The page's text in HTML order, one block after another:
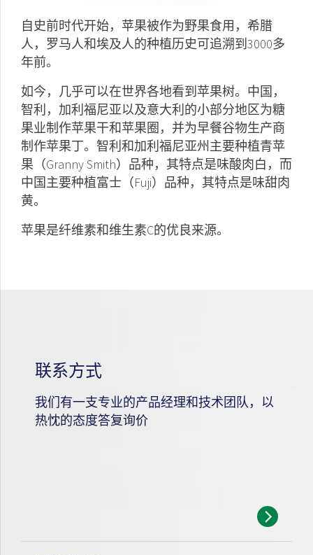
自史前时代开始，苹果被作为野果食用，希腊
人，罗马人和埃及人的种植历史可追溯到3000多
年前。
如今，几乎可以在世界各地看到苹果树。中国，
智利，加利福尼亚以及意大利的小部分地区为糖
果业制作苹果干和苹果圈，并为早餐谷物生产商
制作苹果丁。智利和加利福尼亚州主要种植青苹
果（Granny Smith）品种，其特点是味酸肉白，而
中国主要种植富士（Fuji）品种，其特点是味甜肉
黄。
苹果是纤维素和维生素C的优良来源。
联系方式
我们有一支专业的产品经理和技术团队，以
热忱的态度答复询价